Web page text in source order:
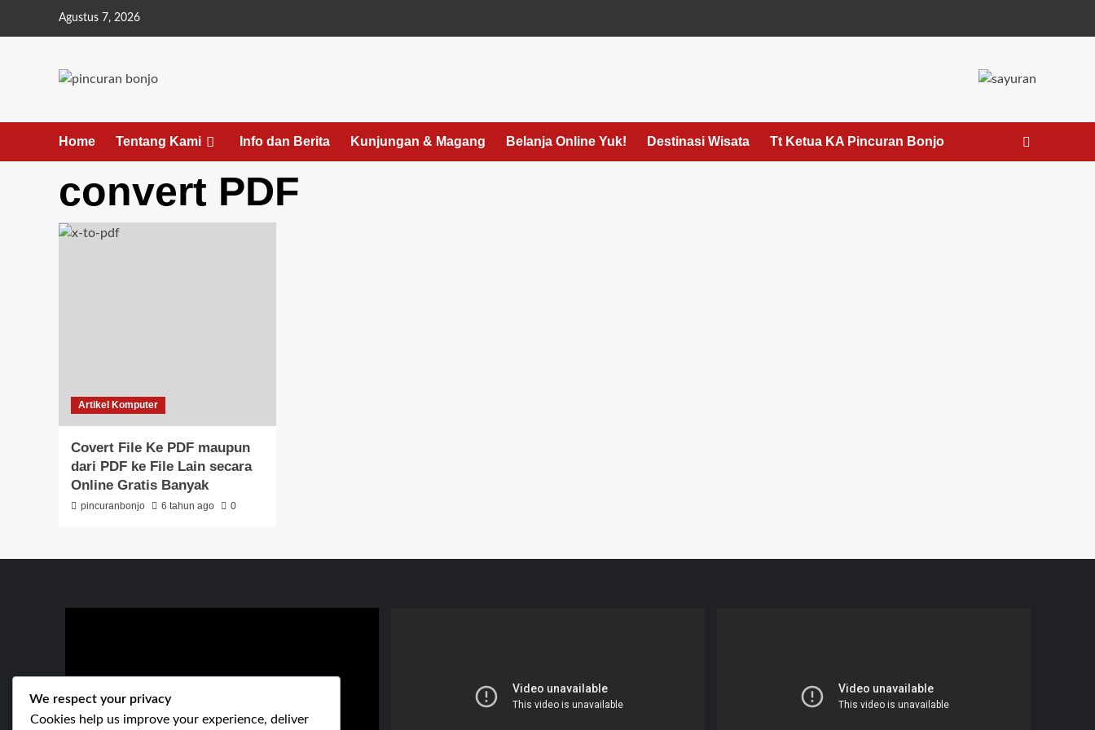
Agustus 7, 2026
Home Tentang Kami Info dan Berita Kunjungan & Magang Belanja Online Yuk! Destinasi Wisata Tt Ketua KA Pincuran Bonjo
convert PDF
Artikel Komputer
Covert File Ke PDF maupun
dari PDF ke File Lain secara
Online Gratis Banyak
pincuranbonjo 6 tahun ago 0
We respect your privacy
Cookies help us improve your experience, deliver